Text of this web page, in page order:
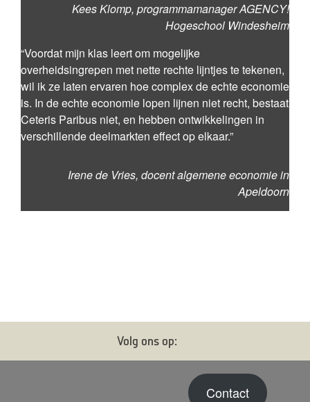
Kees Klomp, programmamanager AGENCY!
Hogeschool Windesheim
“Voordat mijn klas leert om mogelijke
overheidsingrepen met nette rechte lijntjes te tekenen,
wil ik ze laten ervaren hoe complex de echte economie
is. In de echte economie lopen lijnen niet recht, bestaat
Ceteris Paribus niet, en hebben ontwikkelingen in
verschillende deelmarkten effect op elkaar.”
Irene de Vries, docent algemene economie in
Apeldoorn
Volg ons op:
Contact